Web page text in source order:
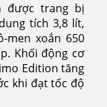
trang bị
tích 3,8 lít,
men xoắn 650
Khối động cơ
Edition tăng
khi đạt tốc độ